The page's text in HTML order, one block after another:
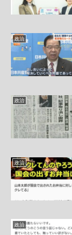
政治
政治
政治
政治